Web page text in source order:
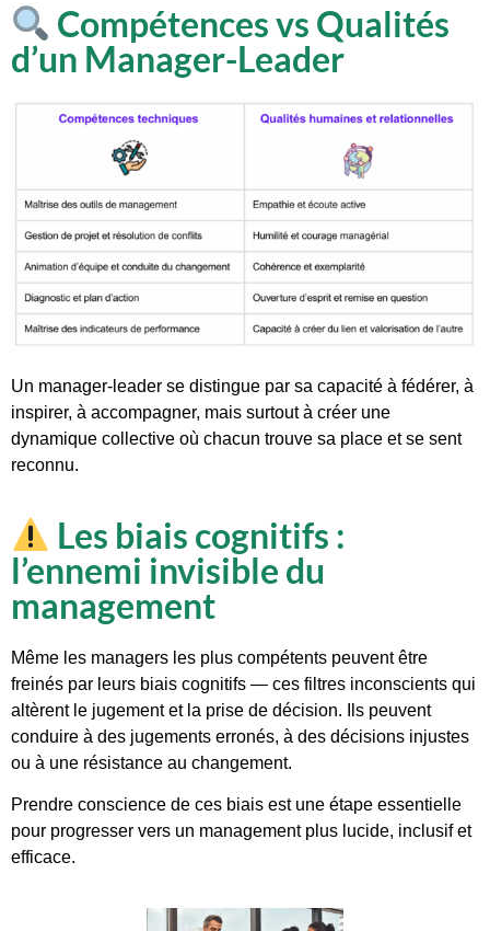
Compétences vs Qualités
d’un Manager-Leader
Un manager-leader se distingue par sa capacité à fédérer, à
inspirer, à accompagner, mais surtout à créer une
dynamique collective où chacun trouve sa place et se sent
reconnu.
Les biais cognitifs :
l’ennemi invisible du
management
Même les managers les plus compétents peuvent être
freinés par leurs biais cognitifs — ces filtres inconscients qui
altèrent le jugement et la prise de décision. Ils peuvent
conduire à des jugements erronés, à des décisions injustes
ou à une résistance au changement.
Prendre conscience de ces biais est une étape essentielle
pour progresser vers un management plus lucide, inclusif et
efficace.